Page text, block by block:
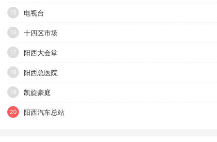
15 电视台
16 十四区市场
17 阳西大会堂
18 阳西总医院
19 凯旋豪庭
20 阳西汽车总站